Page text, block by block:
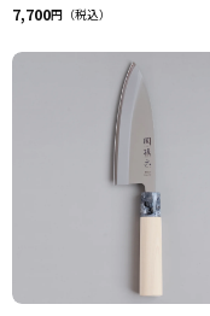
7,700円（税込）